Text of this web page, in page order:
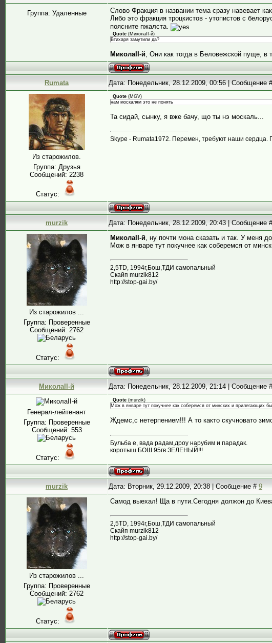
Группа: Удаленные
Слово Фракция в названии тема сразу навевает
Либо это фракция троцкистов - утопистов с
поясните пжалста.
Quote (МиколаII-й)
Втихаря замутили да?
МиколаII-й , Они как тогда в Беловежской пуще, в
Rumata Дата: Понедельник, 28.12.2009, 00:56 | Сообщение
Из старожилов.
Группа: Друзья
Сообщений: 2238
Статус:
Quote (MGV)
нам москалям это не понять
Та сидай, сынку, я вже бачу, що ты нэ москаль...
Skype - Rumata1972. Перемен, требуют наши
murzik Дата: Понедельник, 28.12.2009, 20:43 | Сообщение
Из старожилов ...
Группа: Проверенные
Сообщений: 2762
Статус:
МиколаII-й, ну почти мона сказать и так. У меня
Мож в январе тут покучнее как соберемся от
2,5ТD, 1994г,Бош,ТДИ самопальный
Скайп murzik812
http://stop-gai.by/
МиколаII-й Дата: Понедельник, 28.12.2009, 21:14 | Сообщение
Генерал-лейтенант
Группа: Проверенные
Сообщений: 553
Статус:
Quote (murzik)
Мож в январе тут покучнее как соберемся от минских и прилегающих
Ждемс,с нетерпением!!! А то както скучновато
Бульба е, вада радам,дроу нарубим и парадак.
коротыш БОШ 95гв ЗЕЛЕНЫЙ!!!
murzik Дата: Вторник, 29.12.2009, 20:38 | Сообщение #9
Из старожилов ...
Группа: Проверенные
Сообщений: 2762
Статус:
Самод выехал! Ща в пути.Сегодня должон до
2,5ТD, 1994г,Бош,ТДИ самопальный
Скайп murzik812
http://stop-gai.by/